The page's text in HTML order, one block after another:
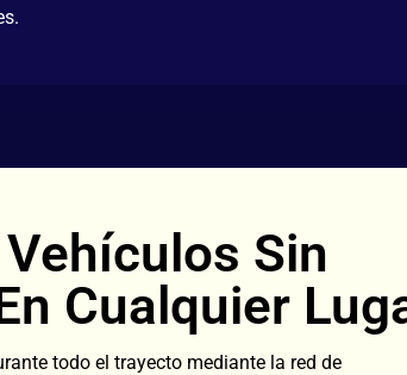
Sin
Cualquier
todo el trayecto mediante la red de